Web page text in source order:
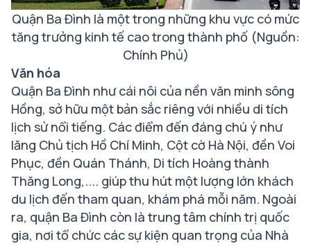
Quận Ba Đình là một trong những khu vực có mức
tăng trưởng kinh tế cao trong thành phố (Nguồn:
Chính Phủ)
Văn hóa
Quận Ba Đình như cái nôi của nền văn minh sông
Hồng, sở hữu một bản sắc riêng với nhiều di tích
lịch sử nổi tiếng. Các điểm đến đáng chú ý như
lăng Chủ tịch Hồ Chí Minh, Cột cờ Hà Nội, đền Voi
Phục, đền Quán Thánh, Di tích Hoàng thành
Thăng Long,.... giúp thu hút một lượng lớn khách
du lịch đến tham quan, khám phá mỗi năm. Ngoài
ra, quận Ba Đình còn là trung tâm chính trị quốc
gia, nơi tổ chức các sự kiện quan trọng của Nhà